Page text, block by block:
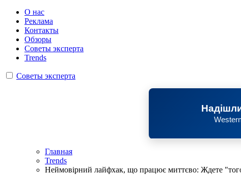
О нас
Реклама
Контакты
Обзоры
Советы эксперта
Trends
Советы эксперта
Главная
Trends
Неймовірний лайфхак, що працює миттєво: Ждете